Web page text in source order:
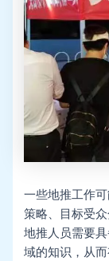
一些地推工作
策略、目标受
地推人员需要
域的知识，从